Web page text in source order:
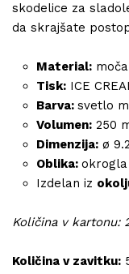
skodelice za
da skrajšate
Material:
Tisk: ICE
Barva: svetlo
Volumen: 250
Dimenzija: ø
Oblika: okrogla
Izdelan iz
Količina v kartonu:
Količina v zavitku: